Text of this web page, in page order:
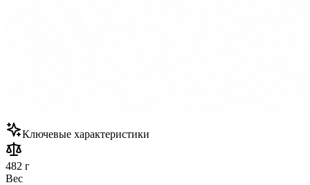
Ключевые характеристики
482 г
Вес